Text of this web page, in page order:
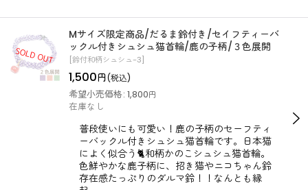
Mサイズ限定商品/だるま鈴付き/セイフティーバ
ックル付きシュシュ猫首輪/鹿の子柄/３色展開
[鈴付和柄シュシュ-3]
1,500円(税込)
希望小売価格: 1,800円
在庫なし
普段使いにも可愛い！鹿の子柄のセーフティ
ーバックル付きシュシュ猫首輪です。日本猫
によく似合う🐈和柄かのこシュシュ猫首輪。
色鮮やかな鹿子柄に、招き猫やニコちゃん鈴
存在感たっぷりのダルマ鈴！！なんとも縁